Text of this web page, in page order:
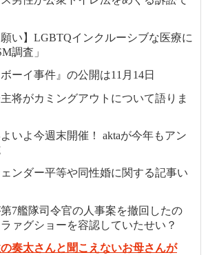
願い】LGBTQインクルーシブな医療に
調査」
ーイ事件』の公開は11月14日
将がカミングアウトについて語りま
いよ今週末開催！ aktaが今年もアン
ェンダー平等や同性婚に関する記事い
7艦隊司令官の人事案を撤回したの
ァグショーを容認していたせい？
の奏太さんと聞こえないお母さんが